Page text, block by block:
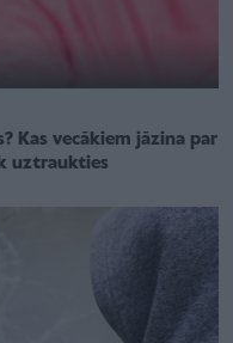
Kas vecākiem jāzina par
uztraukties